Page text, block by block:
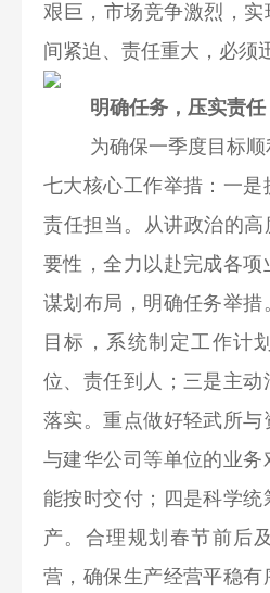
艰巨，市场竞争激烈，实
间紧迫、责任重大，必须
明确任务，压实责任
为确保一季度目标
七大核心工作举措：一
责任担当。从讲政治的高
要性，全力以赴完成各
谋划布局，明确任务举措
目标，系统制定工作计
位、责任到人；三是主动
落实。重点做好轻武所
与建华公司等单位的业务
能按时交付；四是科学统
产。合理规划春节前后
营，确保生产经营平稳有